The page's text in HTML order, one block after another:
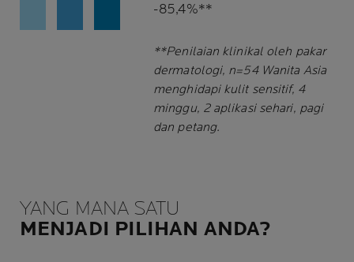
-85,4%**
**Penilaian klinikal oleh pakar
dermatologi, n=54 Wanita Asia
menghidapi kulit sensitif, 4
minggu, 2 aplikasi sehari, pagi
dan petang.
YANG MANA SATU
MENJADI PILIHAN ANDA?